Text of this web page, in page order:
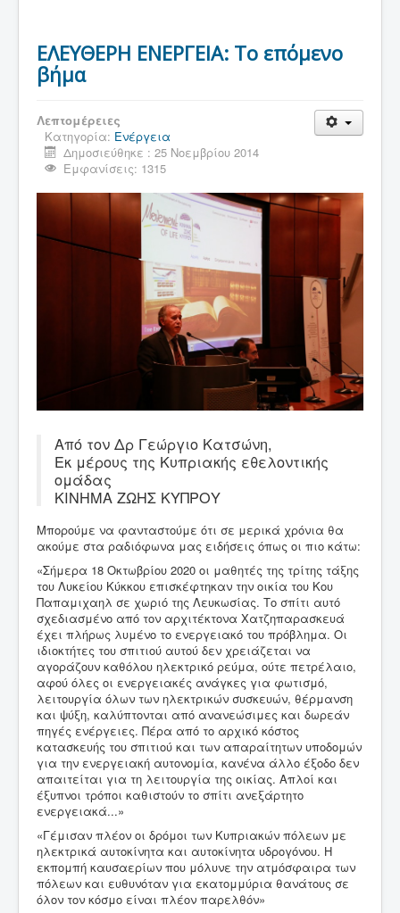
ΕΛΕΥΘΕΡΗ ΕΝΕΡΓΕΙΑ: Το επόμενο
βήμα
Λεπτομέρειες
Κατηγορία: Ενέργεια
Δημοσιεύθηκε : 25 Νοεμβρίου 2014
Εμφανίσεις: 1315
Από τον Δρ Γεώργιο Κατσώνη,
Εκ μέρους της Κυπριακής εθελοντικής
ομάδας
ΚΙΝΗΜΑ ΖΩΗΣ ΚΥΠΡΟΥ
Μπορούμε να φανταστούμε ότι σε μερικά χρόνια θα
ακούμε στα ραδιόφωνα μας ειδήσεις όπως οι πιο κάτω:
«Σήμερα 18 Οκτωβρίου 2020 οι μαθητές της τρίτης τάξης
του Λυκείου Κύκκου επισκέφτηκαν την οικία του Κου
Παπαμιχαηλ σε χωριό της Λευκωσίας. Το σπίτι αυτό
σχεδιασμένο από τον αρχιτέκτονα Χατζηπαρασκευά
έχει πλήρως λυμένο το ενεργειακό του πρόβλημα. Οι
ιδιοκτήτες του σπιτιού αυτού δεν χρειάζεται να
αγοράζουν καθόλου ηλεκτρικό ρεύμα, ούτε πετρέλαιο,
αφού όλες οι ενεργειακές ανάγκες για φωτισμό,
λειτουργία όλων των ηλεκτρικών συσκευών, θέρμανση
και ψύξη, καλύπτονται από ανανεώσιμες και δωρεάν
πηγές ενέργειες. Πέρα από το αρχικό κόστος
κατασκευής του σπιτιού και των απαραίτητων υποδομών
για την ενεργειακή αυτονομία, κανένα άλλο έξοδο δεν
απαιτείται για τη λειτουργία της οικίας. Απλοί και
έξυπνοι τρόποι καθιστούν το σπίτι ανεξάρτητο
ενεργειακά...»
«Γέμισαν πλέον οι δρόμοι των Κυπριακών πόλεων με
ηλεκτρικά αυτοκίνητα και αυτοκίνητα υδρογόνου. Η
εκπομπή καυσαερίων που μόλυνε την ατμόσφαιρα των
πόλεων και ευθυνόταν για εκατομμύρια θανάτους σε
όλον τον κόσμο είναι πλέον παρελθόν»